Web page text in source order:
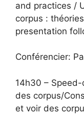
and practices /
corpus :
presentation
Conférencier:
14h30 –
des corpus/
et voir des